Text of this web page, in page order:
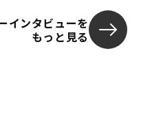
インタビューを
もっと見る